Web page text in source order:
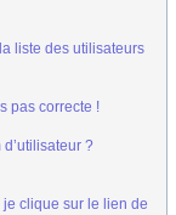
liste des utilisateurs
pas correcte !
?
je clique sur le lien de